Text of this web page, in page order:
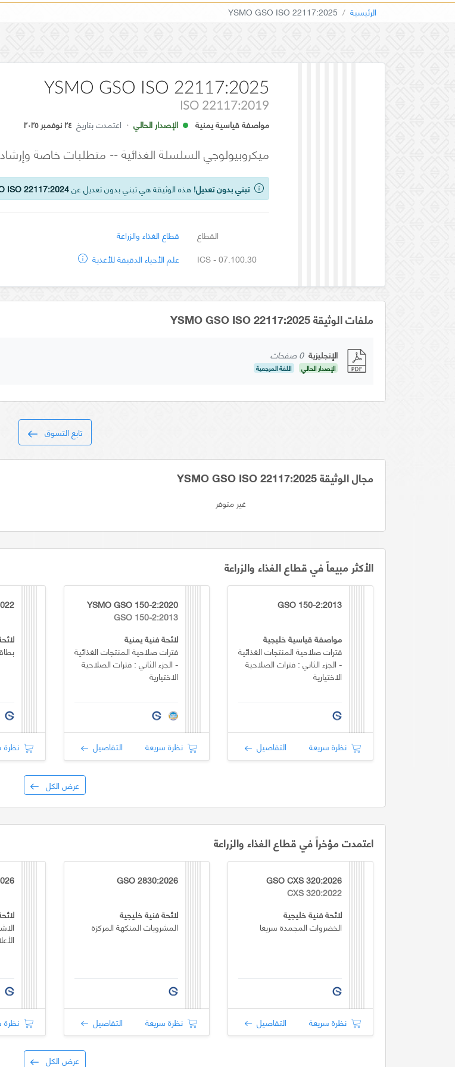
الرئيسية YSMO GSO ISO 22117:2025
YSMO GSO ISO 22117:2025
ISO 22117:2019
مواصفة قياسية يمنية الإصدار الحالي · اعتمدت بتاريخ ٢٤ نوفمبر ٢٠٢٥
ميكروبيولوجي السلسلة الغذائية -- متطلبات خاصة
تبني بدون تعديل! هذه الوثيقة هي تبني بدون تعديل عنISO 22117:2024
القطاع
قطاع الغذاء والزراعة
ICS - 07.100.30
علم الأحياء الدقيقة للأغذية
ملفات الوثيقة YSMO GSO ISO 22117:2025
الإنجليزية 0 صفحات
الإصدار الحالي اللغة المرجعية
تابع التسوق
مجال الوثيقة YSMO GSO ISO 22117:2025
غير متوفر
الأكثر مبيعاً في قطاع الغذاء والزراعة
GSO 150-2:2013
مواصفة قياسية خليجية
فترات صلاحية المنتجات الغذائية
- الجزء الثاني : فترات الصلاحية
الاختيارية
نظرة سريعة التفاصيل
YSMO GSO 150-2:2020
GSO 150-2:2013
لائحة فنية يمنية
فترات صلاحية المنتجات الغذائية
- الجزء الثاني : فترات الصلاحية
الاختيارية
نظرة سريعة التفاصيل نظرة
عرض الكل
اعتمدت مؤخراً في قطاع الغذاء والزراعة
GSO CXS 320:2026
CXS 320:2022
لائحة فنية خليجية
الخضروات المجمدة سريعا
نظرة سريعة التفاصيل
GSO 2830:2026
لائحة فنية خليجية
المشروبات المنكهة المركزة
نظرة سريعة التفاصيل نظرة
عرض الكل